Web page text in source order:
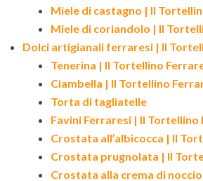
Miele di castagno | Il
Miele di coriandolo | Il
Dolci artigianali ferraresi | Il
Tenerina | Il Tortellino
Ciambella | Il Tortellino
Torta di tagliatelle
Favini Ferraresi | Il Tortellino
Crostata all’albicocca | Il
Crostata prugnolata | Il
Crostata alla crema di